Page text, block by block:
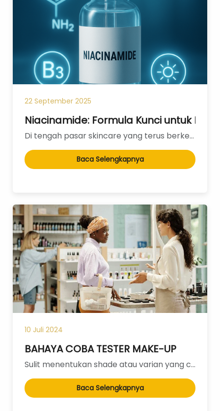
Eye Care
Eye Cream
Body Care
Body Scrub
Body Oil
Hair Care
Hair Mask
Hair Serum
Shampoo
Pregnancy Skin Care
Face Care
Body Care
Baby And Kids Care
Body Care
Hair Care
Men Care
22 September 2025
Niacinamide: Formula Kunci untuk
Di tengah pasar skincare yang terus berkembang, Niacinamide telah menjadi bintang yang tak terbantah...
Baca Selengkapnya
10 Juli 2024
BAHAYA COBA TESTER MAKE-UP
Sulit menentukan shade atau varian yang cocok untuk wajah kita? Tester make-up menjadi solusi andala...
Baca Selengkapnya